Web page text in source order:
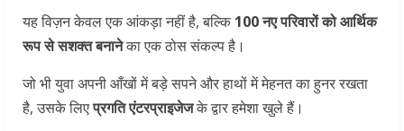
यह विज़न केवल एक आंकड़ा नहीं है, बल्कि 100 नए परिवारों को आर्थिक
रूप से सशक्त बनानेका एक ठोस संकल्प है।
जो भी युवा अपनी आँखों में बड़े सपने और हाथों में मेहनत का हुनर रखता
है, उसके लिएप्रगति एंटरप्राइजेजके द्वार हमेशा खुले हैं।